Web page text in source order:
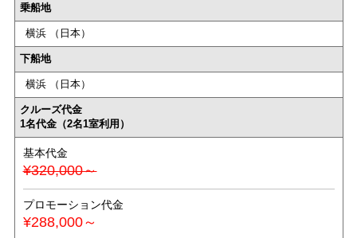
乗船地
横浜 （日本）
下船地
横浜 （日本）
クルーズ代金
1名代金（2名1室利用）
基本代金
¥320,000～
プロモーション代金
¥288,000～